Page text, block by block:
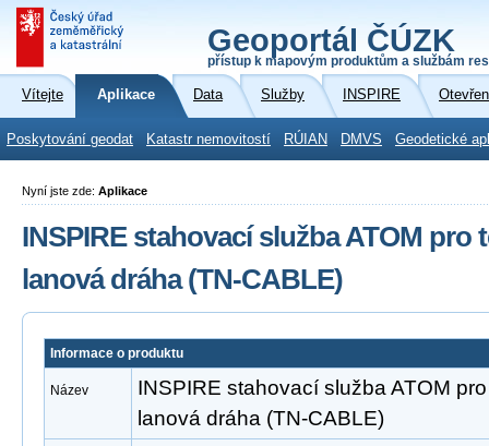
Geoportál ČÚZK
přístup k mapovým produktům a službám
Vítejte Aplikace Data Služby INSPIRE
Poskytování geodat Katastr nemovitostí RÚIAN DMVS Geodetické
Nyní jste zde: Aplikace
INSPIRE stahovací služba ATOM pro
lanová dráha (TN-CABLE)
Informace o produktu
Název
INSPIRE stahovací služba ATOM
lanová dráha (TN-CABLE)